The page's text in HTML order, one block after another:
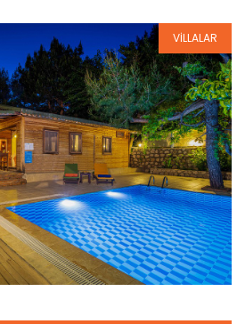
Rezervasyon
VİLLALAR